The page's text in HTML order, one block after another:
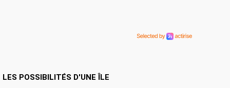
LES POSSIBILITÉS D'UNE ÎLE